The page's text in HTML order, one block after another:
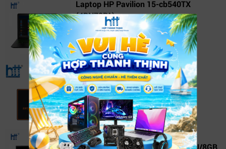
Laptop HP Pavilion 15-cb540TX
(4BN72PA)
20,690,000 đ22,190,000 đ
ID: 15-cb540TX
TV Box FPT Play Box+ T550
1,500,000 đ1,690,000 đ
ID: NY-T550
Laptop AVITA LIBER V14J
(NS14J8VNR571-FLB) (i7 10510U/8GB